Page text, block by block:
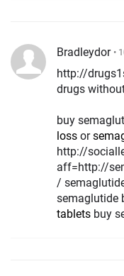
Bradleydor •
http://
drugs
buy
loss or
http://
aff=http://
/
semaglutide
tablets buy